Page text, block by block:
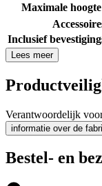
Maximale hoogte
Inclusief
Lees meer
Verantwoordelijk
informatie over de
Bestel- en